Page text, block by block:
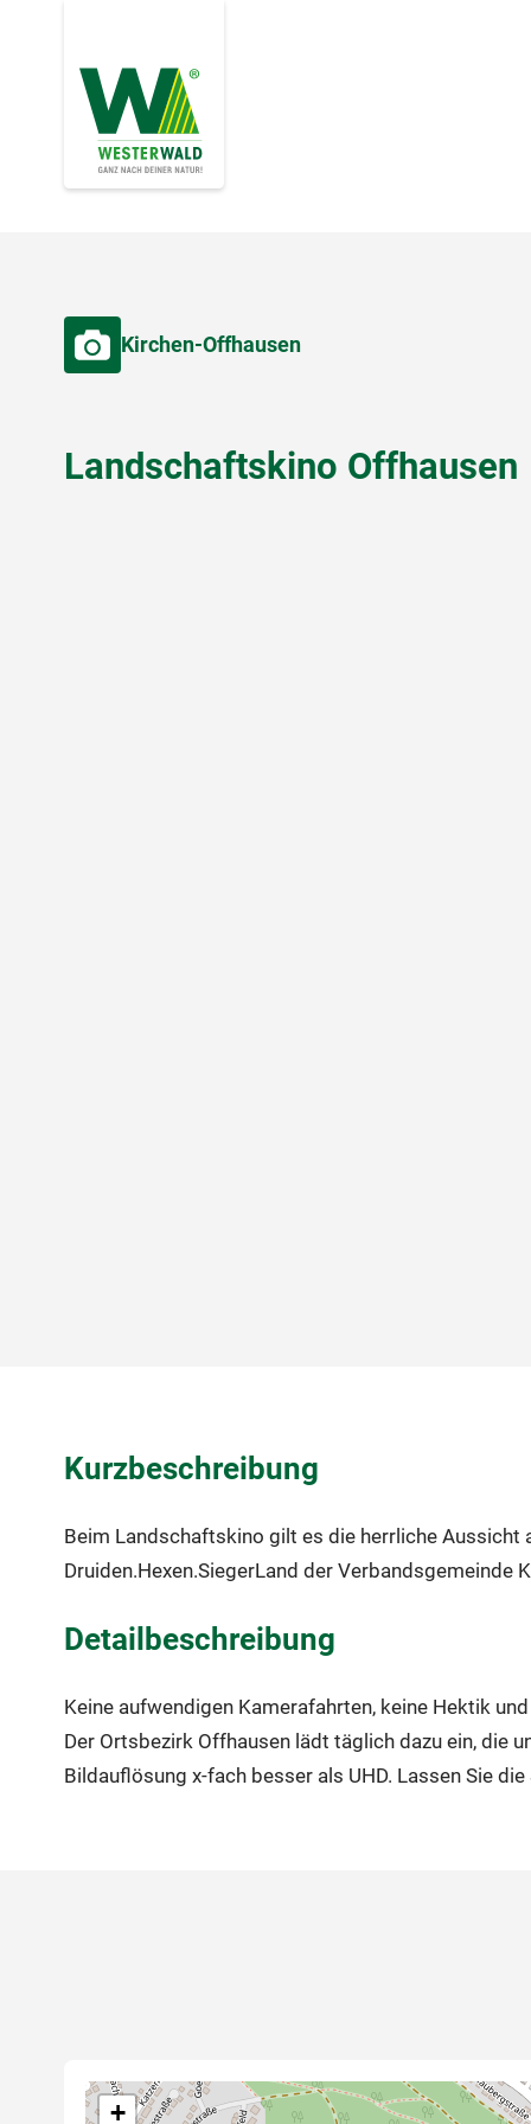
Kirchen-Offhausen
Landschaftskino Offhausen
Kurzbeschreibung
Beim Landschaftskino gilt es die herrliche Aussicht
Druiden.Hexen.SiegerLand der Verbandsgemeinde
Detailbeschreibung
Keine aufwendigen Kamerafahrten, keine Hektik
Der Ortsbezirk Offhausen lädt täglich dazu ein, die
Bildauflösung x-fach besser als UHD. Lassen Sie die
+